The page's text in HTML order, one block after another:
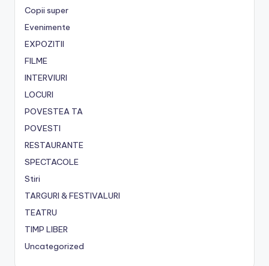
Copii super
Evenimente
EXPOZITII
FILME
INTERVIURI
LOCURI
POVESTEA TA
POVESTI
RESTAURANTE
SPECTACOLE
Stiri
TARGURI & FESTIVALURI
TEATRU
TIMP LIBER
Uncategorized